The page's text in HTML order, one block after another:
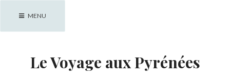
MENU
Le Voyage aux Pyrénées